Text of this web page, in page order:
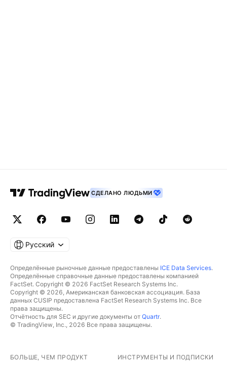
СДЕЛАНО ЛЮДЬМИ
Русский
Определённые рыночные данные предоставлены ICE Data Services.
Определённые справочные данные предоставлены компанией
FactSet. Copyright © 2026 FactSet Research Systems Inc.
Copyright © 2026, Американская банковская ассоциация. База
данных CUSIP предоставлена FactSet Research Systems Inc. Все
права защищены.
Отчётность для SEC и другие документы от Quartr.
© TradingView, Inc., 2026 Все права защищены.
БОЛЬШЕ, ЧЕМ ПРОДУКТ ИНСТРУМЕНТЫ И ПОДПИСКИ